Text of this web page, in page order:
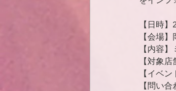
【日時
【会場
【内容
【対象
【イベ
【問い